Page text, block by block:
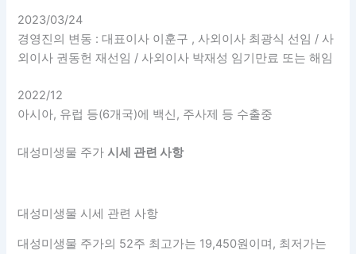
2023/03/24
경영진의 변동 : 대표이사 이훈구 , 사외이사 최광식 선임 / 사
외이사 권동헌 재선임 / 사외이사 박재성 임기만료 또는 해임
2022/12
아시아, 유럽 등(6개국)에 백신, 주사제 등 수출중
대성미생물 주가시세 관련 사항
대성미생물 시세 관련 사항
대성미생물 주가의 52주 최고가는 19,450원이며, 최저가는